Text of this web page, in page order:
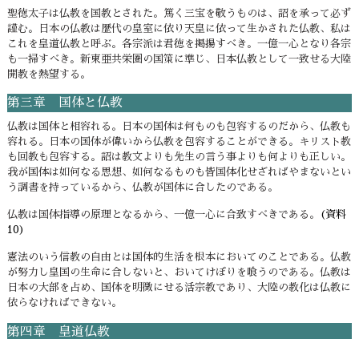
聖徳太子は仏教を国教とされた。篤く三宝を敬うものは、詔を承って必ず
謹む。日本の仏教は歴代の皇室に依り天皇に依って生かされた仏教、私は
これを皇道仏教と呼ぶ。各宗派は君徳を掲揚すべき。一億一心となり各宗
も一掃すべき。新東亜共栄圏の国策に準じ、日本仏教として一致せる大陸
開教を熱望する。
第三章 国体と仏教
仏教は国体と相容れる。日本の国体は何ものも包容するのだから、仏教も
容れる。日本の国体が偉いから仏教を包容することができる。キリスト教
も回教も包容する。詔は教文よりも先生の言う事よりも何よりも正しい。
我が国体は如何なる思想、如何なるものも皆国体化せざればやまないとい
う調書を持っているから、仏教が国体に合したのである。
仏教は国体指導の原理となるから、一億一心に合致すべきである。
(資料
10)
憲法のいう信教の自由とは国体的生活を根本においてのことである。仏教
が努力し皇国の生命に合しないと、おいてけぼりを喰うのである。仏教は
日本の大部を占め、国体を明徴にせる活宗教であり、大陸の教化は仏教に
依らなければできない。
第四章 皇道仏教